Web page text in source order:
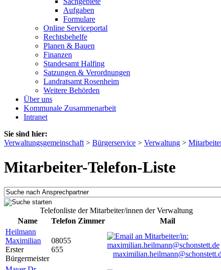
Aufgaben
Formulare
Online Serviceportal
Rechtsbehelfe
Planen & Bauen
Finanzen
Standesamt Halfing
Satzungen & Verordnungen
Landratsamt Rosenheim
Weitere Behörden
Über uns
Kommunale Zusammenarbeit
Intranet
Sie sind hier:
Verwaltungsgemeinschaft > Bürgerservice > Verwaltung >
Mitarbeiter-Telefon-Liste
Telefonliste der Mitarbeiter/innen der Verwaltung
Name
Telefon Zimmer
Mail
Heilmann
Maximilian
Erster
Bürgermeister
08055
655